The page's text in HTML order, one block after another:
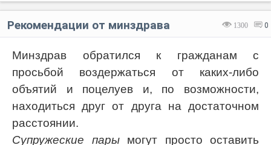
1300 0
Рекомендации от минздрава
Минздрав обратился к гражданам с
просьбой воздержаться от каких-либо
объятий и поцелуев и, по возможности,
находиться друг от друга на достаточном
расстоянии.
Супружеские парымогут просто оставить